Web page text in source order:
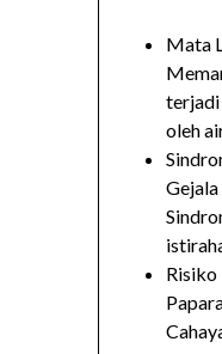
Mata
terjadi
oleh
Risiko